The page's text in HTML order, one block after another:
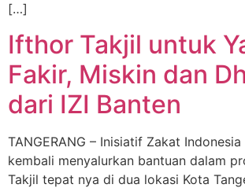
[…]
Ifthor Takjil untuk
Fakir, Miskin dan
dari IZI Banten
TANGERANG – Inisiatif Zakat
kembali menyalurkan bantuan dalam
Takjil tepat nya di dua lokasi Kota